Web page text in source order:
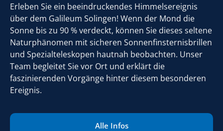
Erleben Sie ein beeindruckendes Himmelsereignis
über dem Galileum Solingen! Wenn der Mond die
Sonne bis zu 90 % verdeckt, können Sie dieses seltene
Naturphänomen mit sicheren Sonnenfinsternisbrillen
und Spezialteleskopen hautnah beobachten. Unser
Team begleitet Sie vor Ort und erklärt die
faszinierenden Vorgänge hinter diesem besonderen
Ereignis.
Alle Infos